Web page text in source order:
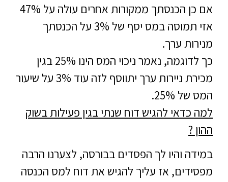
אם כן הכנסתך ממקורות אחרים עולה על 47%
אזי תמוסה במס יסף של 3% על הכנסתך
מנירות ערך.
כך לדוגמה, נאמר ניכוי המס הינו 25% בגין
מכירת ניירות ערך יתווסף לזה עוד 3% על שיעור
המס של 25%.
למה כדאי להגיש דוח שנתי בגין פעילות בשוק
ההון ?
במידה והיו לך הפסדים בבורסה, לצערנו הרבה
מפסידים, אז עליך להגיש את דוח למס הכנסה